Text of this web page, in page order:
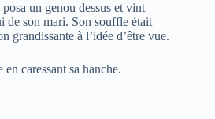
un genou dessus et vint
de son mari. Son souffle était
grandissante à l’idée d’être vue.
en caressant sa hanche.